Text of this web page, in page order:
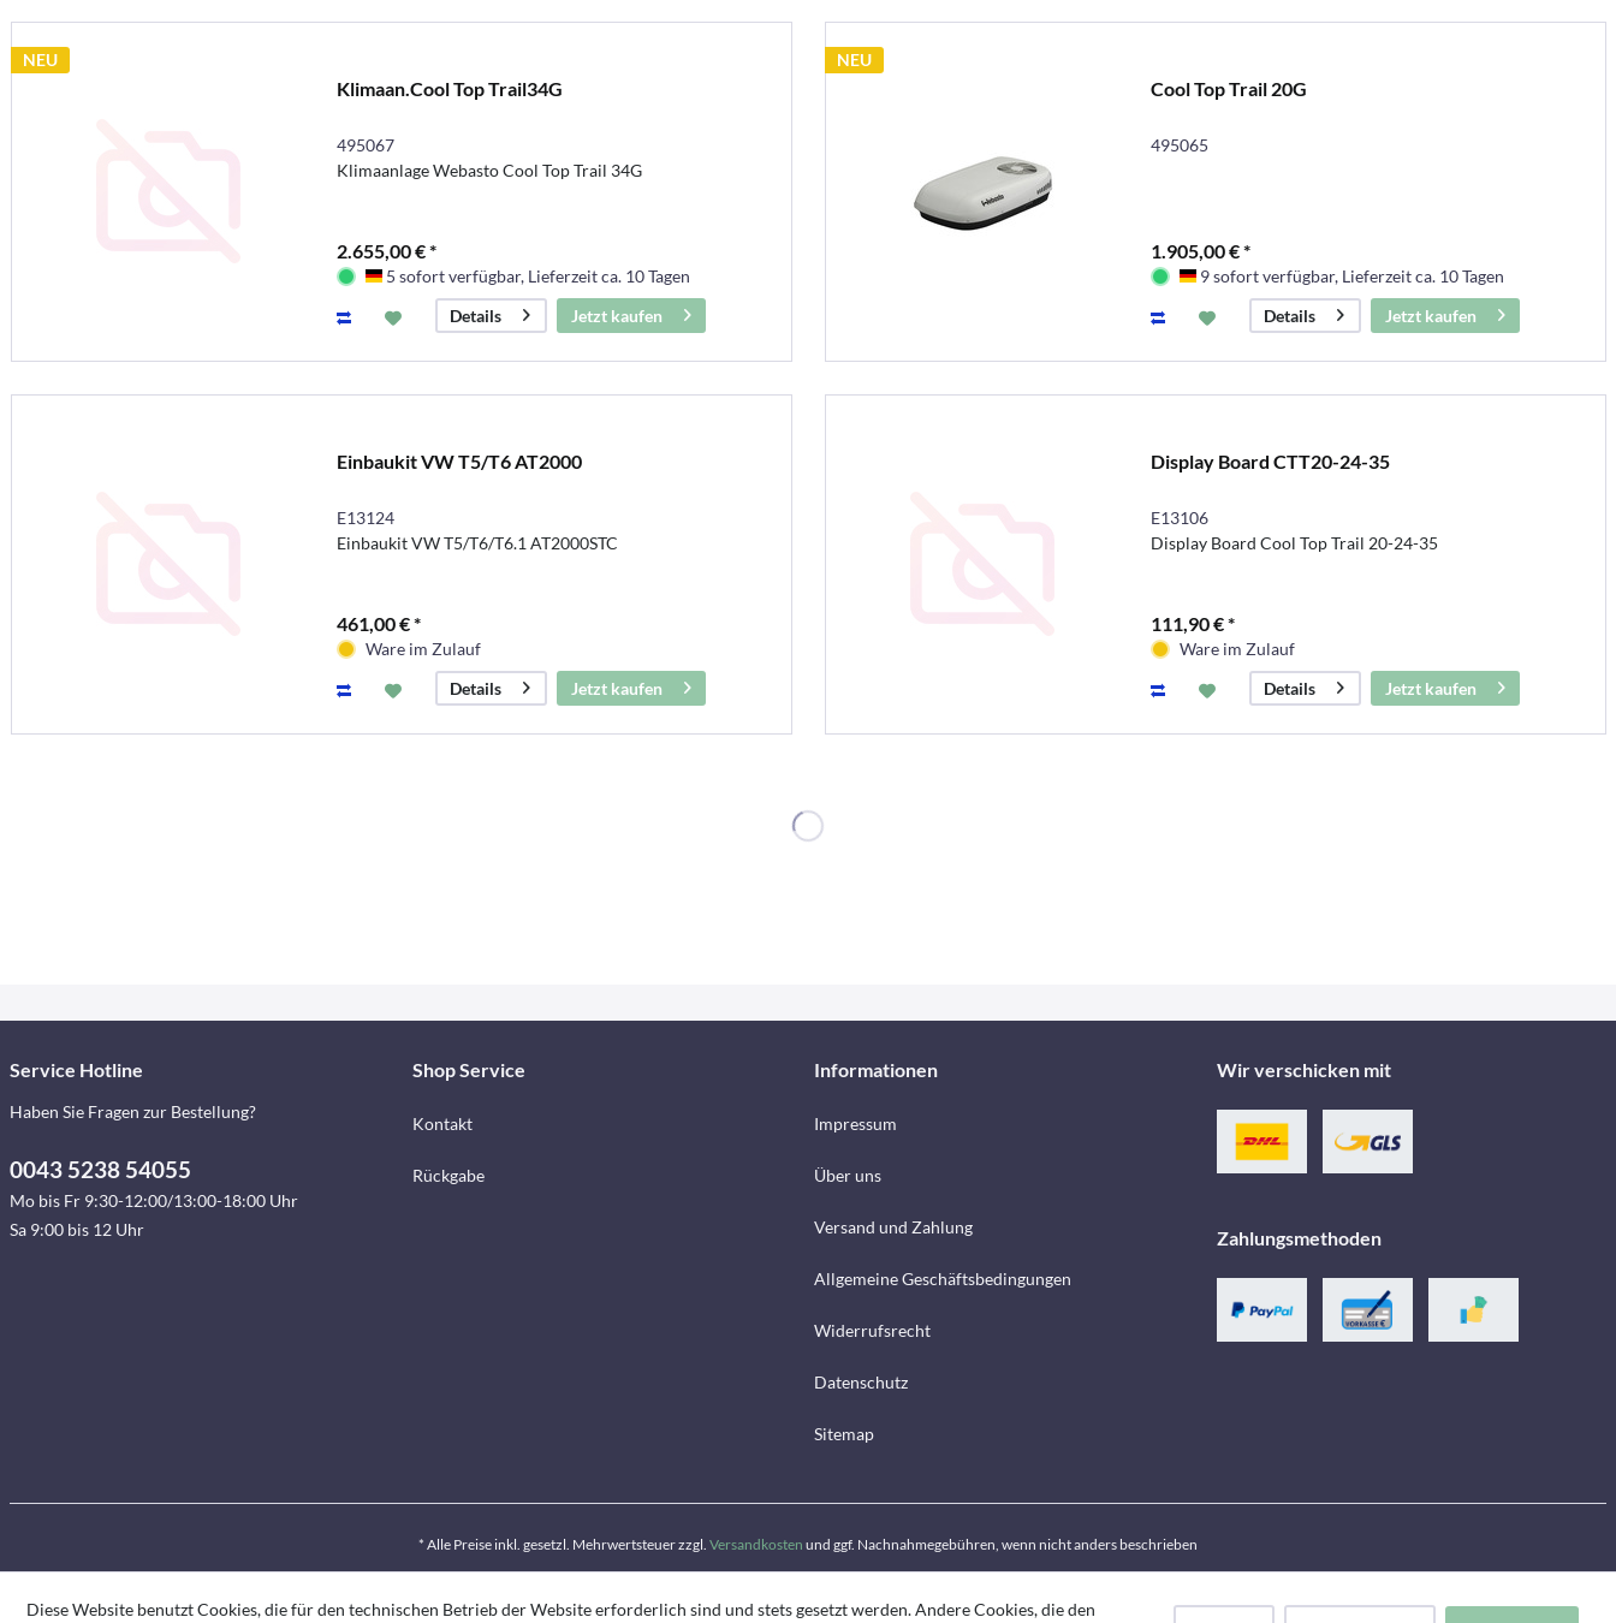
NEU
Klimaan.Cool Top Trail34G
495067
Klimaanlage Webasto Cool Top Trail 34G
2.655,00 € *
Deutschland
5 sofort verfügbar, Lieferzeit ca. 10 Tagen
Details
Jetzt kaufen
NEU
Cool Top Trail 20G
495065
1.905,00 € *
Deutschland
9 sofort verfügbar, Lieferzeit ca. 10 Tagen
Details
Jetzt kaufen
Einbaukit VW T5/T6 AT2000
E13124
Einbaukit VW T5/T6/T6.1 AT2000STC
461,00 € *
Ware im Zulauf
Details
Jetzt kaufen
Display Board CTT20-24-35
E13106
Display Board Cool Top Trail 20-24-35
111,90 € *
Ware im Zulauf
Details
Jetzt kaufen
Service Hotline
Haben Sie Fragen zur Bestellung?
0043 5238 54055
Mo bis Fr 9:30-12:00/13:00-18:00 Uhr
Sa 9:00 bis 12 Uhr
Shop Service
Kontakt
Rückgabe
Informationen
Impressum
Über uns
Versand und Zahlung
Allgemeine Geschäftsbedingungen
Widerrufsrecht
Datenschutz
Sitemap
Wir verschicken mit
Zahlungsmethoden
* Alle Preise inkl. gesetzl. Mehrwertsteuer zzgl. Versandkosten und ggf. Nachnahmegebühren, wenn nicht anders beschrieben
Diese Website benutzt Cookies, die für den technischen Betrieb der Website erforderlich sind und stets gesetzt werden. Andere Cookies, die den